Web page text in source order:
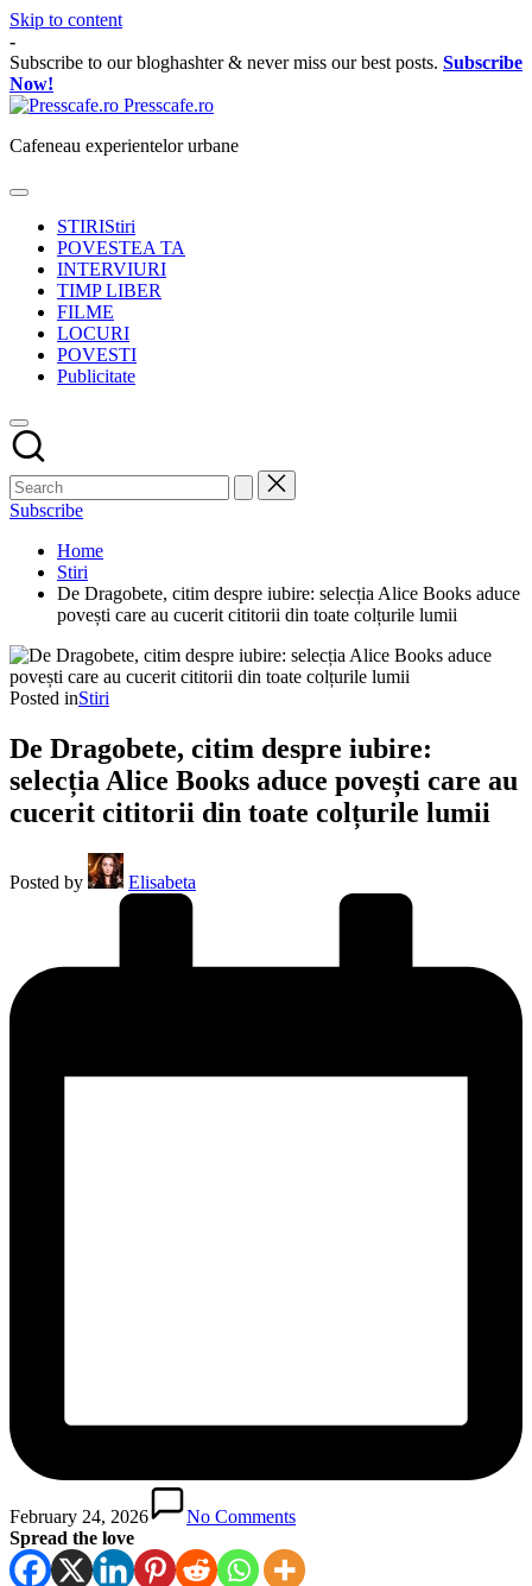
Skip to content
-
Subscribe to our bloghashter & never miss our best posts. Subscribe
Now!
Presscafe.ro
Cafeneau experientelor urbane
STIRIStiri
POVESTEA TA
INTERVIURI
TIMP LIBER
FILME
LOCURI
POVESTI
Publicitate
Subscribe
Home
Stiri
De Dragobete, citim despre iubire: selecția Alice Books aduce
povești care au cucerit cititorii din toate colțurile lumii
Posted inStiri
De Dragobete, citim despre iubire:
selecția Alice Books aduce povești care au
cucerit cititorii din toate colțurile lumii
Posted by Elisabeta
February 24, 2026
No Comments
Spread the love